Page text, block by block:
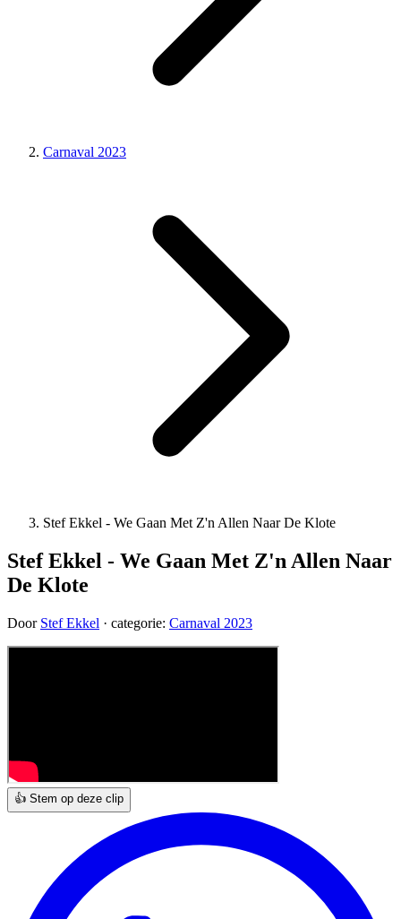
Carnaval 2023
Stef Ekkel - We Gaan Met Z'n Allen Naar De Klote
Stef Ekkel - We Gaan Met Z'n Allen Naar
De Klote
Door Stef Ekkel · categorie: Carnaval 2023
👍 Stem op deze clip